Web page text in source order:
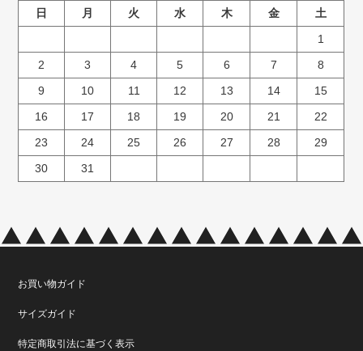
日 月 火 水 木 金
土
1
2
3 4 5 6 7
8
9
10 11 12 13 14
15
16
17 18 19 20 21
22
23
24 25 26 27 28
29
30
31
お買い物ガイド
サイズガイド
特定商取引法に基づく表示